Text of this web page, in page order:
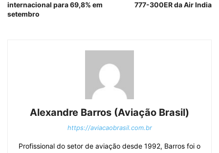
internacional para 69,8% em
setembro
777-300ER da Air India
Alexandre Barros (Aviação Brasil)
https://aviacaobrasil.com.br
Profissional do setor de aviação desde 1992, Barros foi o